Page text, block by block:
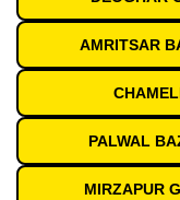
AMRITSAR
PALWAL
MIRZAPUR